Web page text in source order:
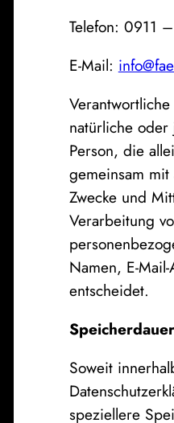
Telefon: 0911
E-Mail:
natürliche
Person, die
gemeinsam
Zwecke und
Verarbeitung
Namen, E-
entscheidet.
Speicherdauer
Soweit
speziellere